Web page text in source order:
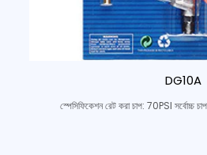
DG10A
স্পেসিফিকেশন রেট করা চাপ: 70PSI সর্বোচ্চ